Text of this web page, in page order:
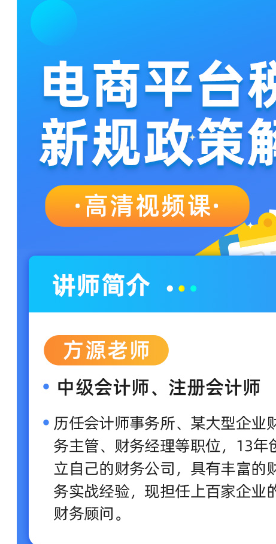
194****5438 刚刚购买了该课程
178****4980 刚刚购买了该课程
184****4969 刚刚购买了该课程
185****5544 刚刚购买了该课程
162****2852 刚刚购买了该课程
159****5694 刚刚购买了该课程
179****3907 刚刚购买了该课程
160****3217 刚刚购买了该课程
189****6389 刚刚购买了该课程